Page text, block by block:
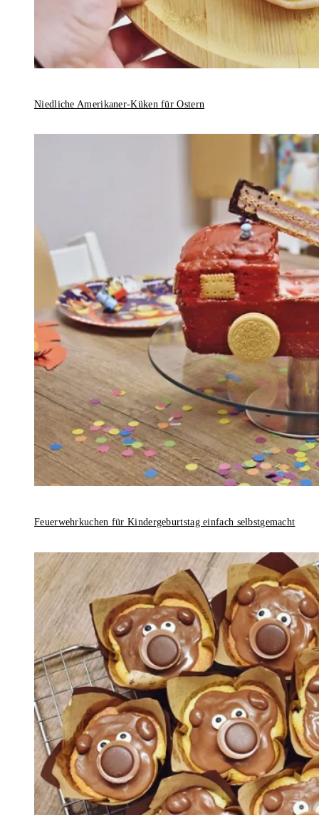
Niedliche Amerikaner-Küken für Ostern
Feuerwehrkuchen für Kindergeburtstag einfach selbstgemacht